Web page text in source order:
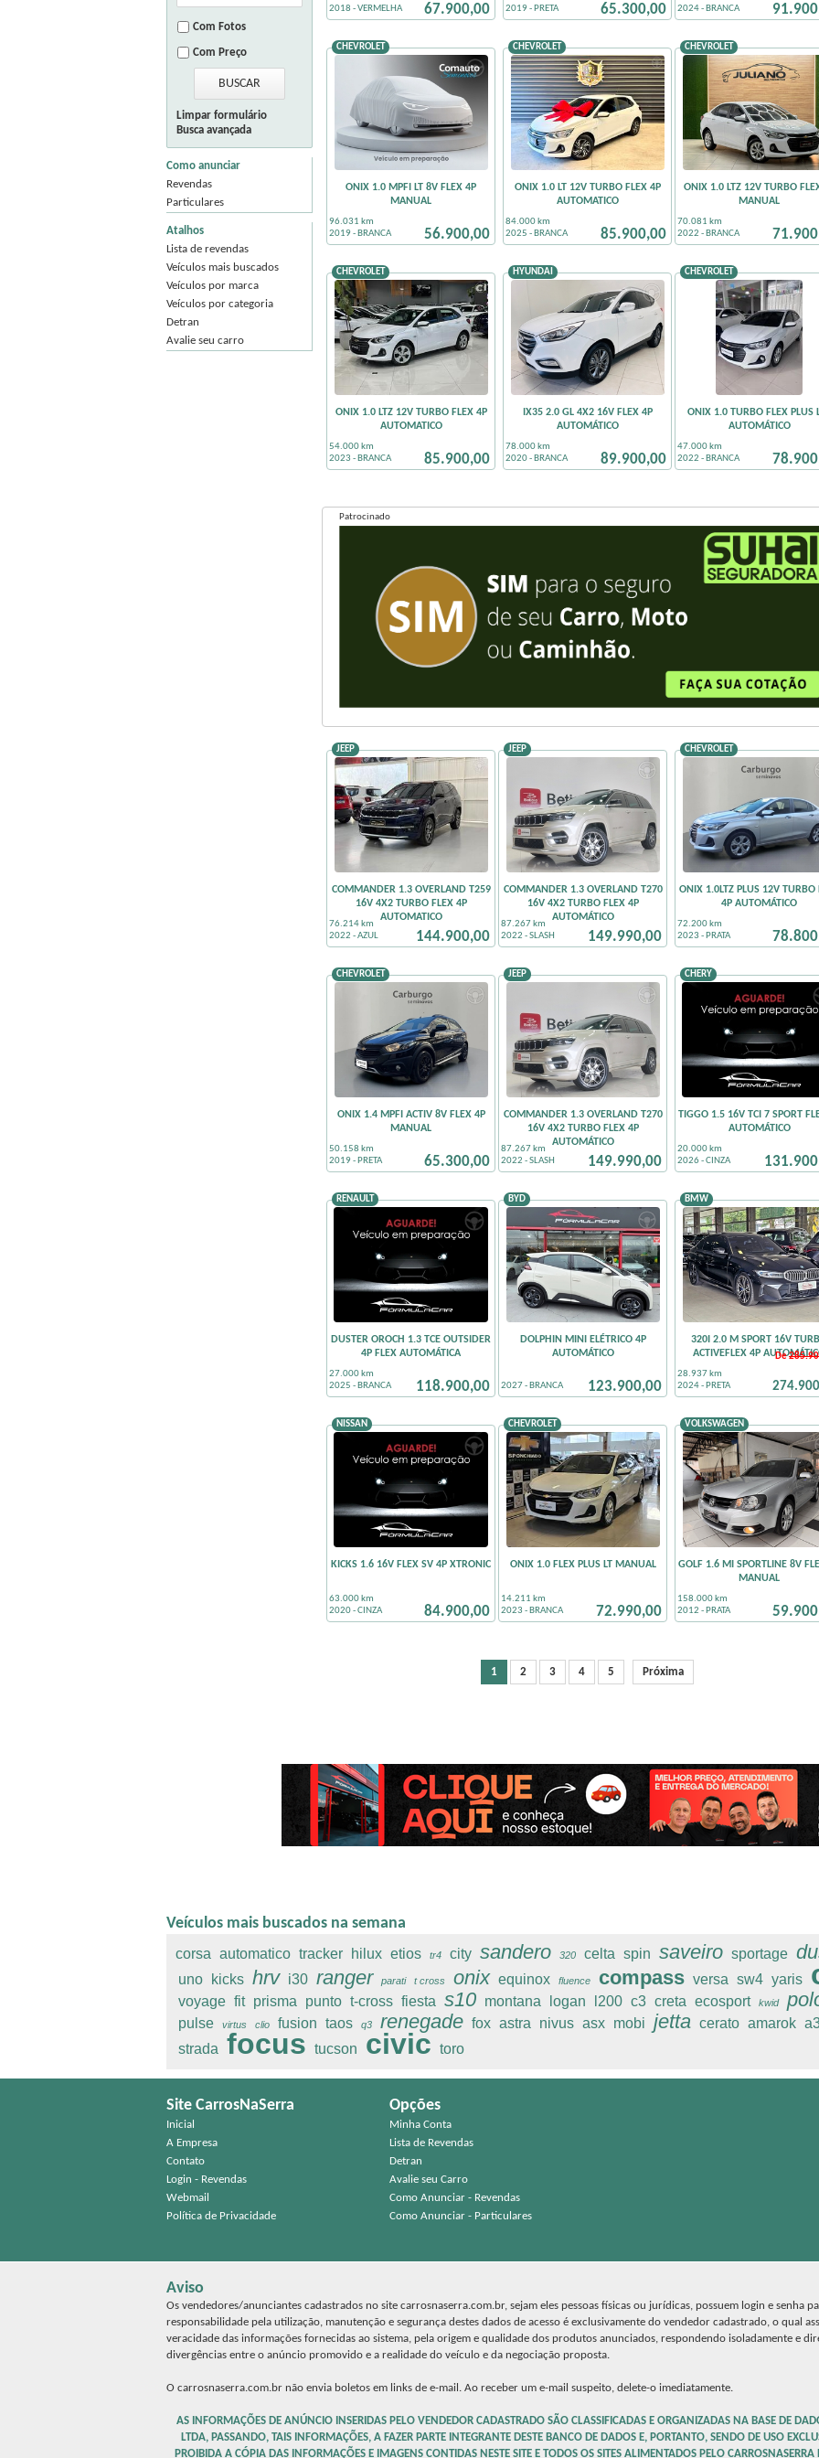
Com Fotos
Com Preço
Limpar formulário
Busca avançada
Como anunciar
Revendas
Particulares
Atalhos
Lista de revendas
Veículos mais buscados
Veículos por marca
Veículos por categoria
Detran
Avalie seu carro
2018 - VERMELHA
67.900,00
2019 - PRETA
65.300,00
2024 - BRANCA
CHEVROLET
ONIX 1.0 MPFI LT 8V FLEX 4P
MANUAL
96.031 km
2019 - BRANCA
56.900,00
CHEVROLET
ONIX 1.0 LT 12V TURBO FLEX 4P
AUTOMATICO
84.000 km
2025 - BRANCA
85.900,00
CHEVROLET
ONIX 1.0 LTZ 12V TURBO
MANUAL
70.081 km
2022 - BRANCA
CHEVROLET
ONIX 1.0 LTZ 12V TURBO FLEX 4P
AUTOMATICO
54.000 km
2023 - BRANCA
85.900,00
HYUNDAI
IX35 2.0 GL 4X2 16V FLEX 4P
AUTOMÁTICO
78.000 km
2020 - BRANCA
89.900,00
CHEVROLET
ONIX 1.0 TURBO FLEX PLUS
AUTOMÁTICO
47.000 km
2022 - BRANCA
Patrocinado
JEEP
COMMANDER 1.3 OVERLAND T259
16V 4X2 TURBO FLEX 4P
AUTOMATICO
76.214 km
2022 - AZUL
144.900,00
JEEP
COMMANDER 1.3 OVERLAND T270
16V 4X2 TURBO FLEX 4P
AUTOMÁTICO
87.267 km
2022 - SLASH
149.990,00
CHEVROLET
ONIX 1.0LTZ PLUS 12V TURBO
4P AUTOMÁTICO
72.200 km
2023 - PRATA
CHEVROLET
ONIX 1.4 MPFI ACTIV 8V FLEX 4P
MANUAL
50.158 km
2019 - PRETA
65.300,00
JEEP
COMMANDER 1.3 OVERLAND T270
16V 4X2 TURBO FLEX 4P
AUTOMÁTICO
87.267 km
2022 - SLASH
149.990,00
CHERY
TIGGO 1.5 16V TCI 7 SPORT
AUTOMÁTICO
20.000 km
2026 - CINZA
RENAULT
DUSTER OROCH 1.3 TCE OUTSIDER
4P FLEX AUTOMÁTICA
27.000 km
2025 - BRANCA
118.900,00
BYD
DOLPHIN MINI ELÉTRICO 4P
AUTOMÁTICO
2027 - BRANCA
123.900,00
BMW
320I 2.0 M SPORT 16V
ACTIVEFLEX 4P
28.937 km
2024 - PRETA
De
NISSAN
KICKS 1.6 16V FLEX SV 4P XTRONIC
63.000 km
2020 - CINZA
84.900,00
CHEVROLET
ONIX 1.0 FLEX PLUS LT MANUAL
14.211 km
2023 - BRANCA
72.990,00
VOLKSWAGEN
GOLF 1.6 MI SPORTLINE 8V
MANUAL
158.000 km
2012 - PRATA
1 2 3 4 5 Próxima
Veículos mais buscados na semana
corsa automatico tracker hilux etios tr4 city sandero 320 celta spin saveiro sportage
uno
kicks hrv i30 ranger parati t cross onix equinox fluence compass versa sw4 yaris
voyage fit prisma punto t-cross fiesta s10 montana logan l200 c3 creta ecosport kwid
pulse virtus clio fusion taos q3 renegade fox astra nivus asx mobi jetta cerato amarok
strada focus tucson civic toro
Site CarrosNaSerra
Inicial
A Empresa
Contato
Login - Revendas
Webmail
Política de Privacidade
Opções
Minha Conta
Lista de Revendas
Detran
Avalie seu Carro
Como Anunciar - Revendas
Como Anunciar - Particulares
Aviso
Os vendedores/anunciantes cadastrados no site carrosnaserra.com.br, sejam eles pessoas físicas ou jurídicas, possuem login e senha
responsabilidade pela utilização, manutenção e segurança destes dados de acesso é exclusivamente do vendedor cadastrado, o qual
veracidade das informações fornecidas ao sistema, pela origem e qualidade dos produtos anunciados, respondendo isoladamente e
divergências entre o anúncio promovido e a realidade do veículo e da negociação proposta.
O carrosnaserra.com.br não envia boletos em links de e-mail. Ao receber um e-mail suspeito, delete-o imediatamente.
AS INFORMAÇÕES DE ANÚNCIO INSERIDAS PELO VENDEDOR CADASTRADO SÃO CLASSIFICADAS E ORGANIZADAS NA BASE DE
LTDA, PASSANDO, TAIS INFORMAÇÕES, A FAZER PARTE INTEGRANTE DESTE BANCO DE DADOS E, PORTANTO, SENDO DE USO
PROIBIDA A CÓPIA DAS INFORMAÇÕES E IMAGENS CONTIDAS NESTE SITE E TODOS OS SITES ALIMENTADOS PELO